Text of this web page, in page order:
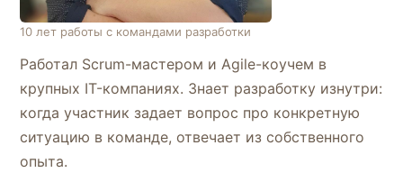
10 лет работы с командами разработки
Работал Scrum-мастером и Agile-коучем в
крупных IT-компаниях. Знает разработку изнутри:
когда участник задает вопрос про конкретную
ситуацию в команде, отвечает из собственного
опыта.